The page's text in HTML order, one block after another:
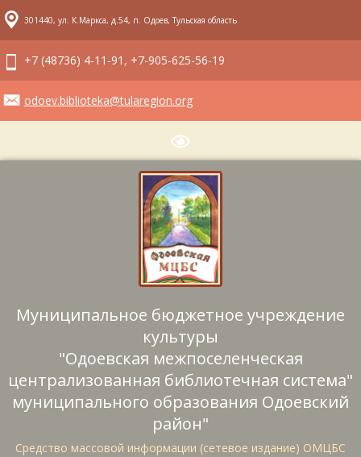
301440, ул. К.Маркса, д.54, п. Одоев, Тульская область
+7 (48736) 4-11-91, +7-905-625-56-19
odoev.biblioteka@tularegion.org
Муниципальное бюджетное учреждение
культуры
"Одоевская межпоселенческая
централизованная библиотечная система"
муниципального образования Одоевский
район"
Средство массовой информации (сетевое издание) ОМЦБС